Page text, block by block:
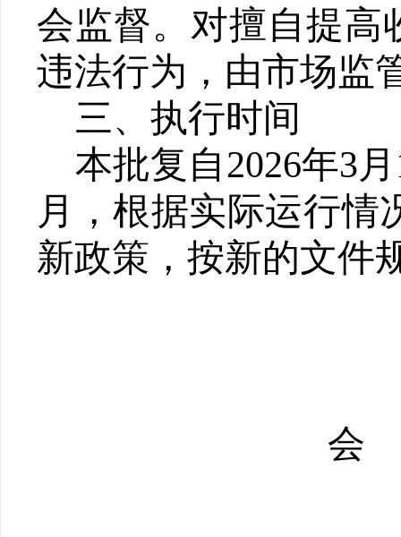
会监督。对擅自提高
违法行为，由市场监
三、 执行时间
本批复自2026年3
月，根据实际运行情
新政策，按新的文件